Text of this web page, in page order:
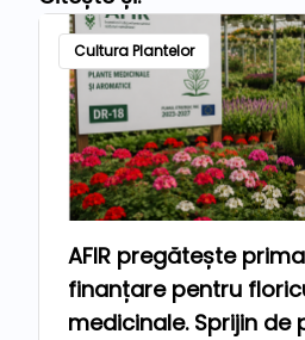
Cultura Plantelor
AFIR pregătește
finanțare pentru
medicinale. Sprijin de